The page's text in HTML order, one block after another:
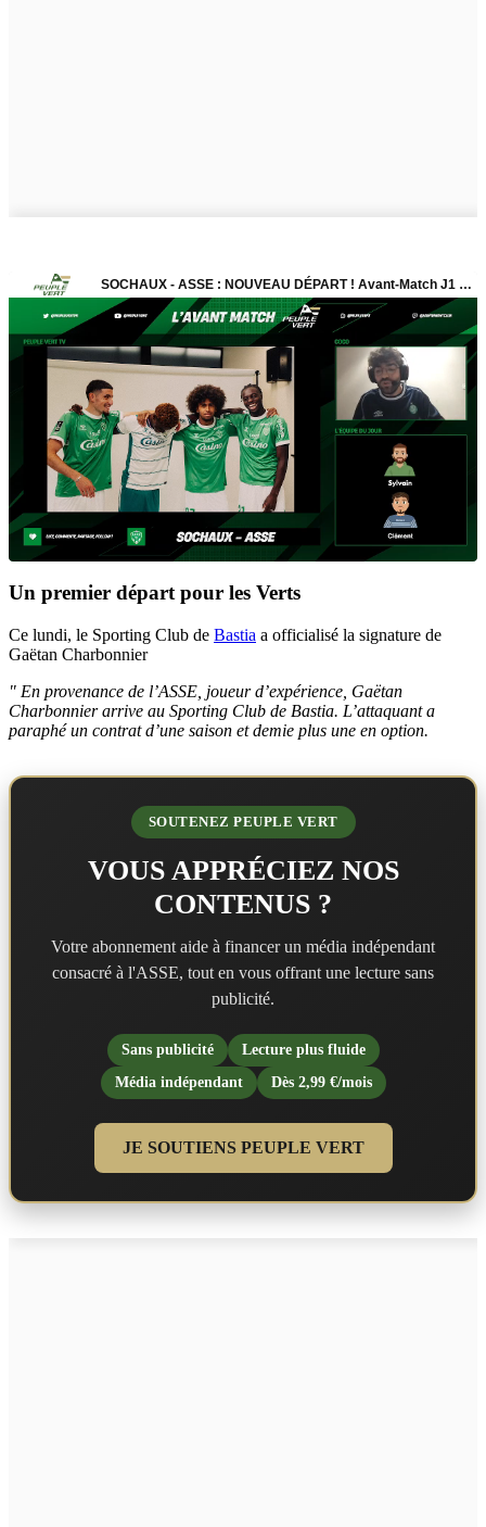
Un premier départ pour les Verts
Ce lundi, le Sporting Club de Bastia a officialisé la signature de
Gaëtan Charbonnier
" En provenance de l’ASSE, joueur d’expérience, Gaëtan
Charbonnier arrive au Sporting Club de Bastia. L’attaquant a
paraphé un contrat d’une saison et demie plus une en option.
SOUTENEZ PEUPLE VERT
VOUS APPRÉCIEZ NOS
CONTENUS ?
Votre abonnement aide à financer un média indépendant
consacré à l'ASSE, tout en vous offrant une lecture sans
publicité.
Sans publicité
Lecture plus fluide
Média indépendant
Dès 2,99 €/mois
JE SOUTIENS PEUPLE VERT